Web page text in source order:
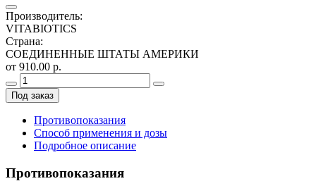
Производитель:
VITABIOTICS
Страна:
СОЕДИНЕННЫЕ ШТАТЫ АМЕРИКИ
от 910.00 р.
Под заказ
Противопоказания
Способ применения и дозы
Подробное описание
Противопоказания